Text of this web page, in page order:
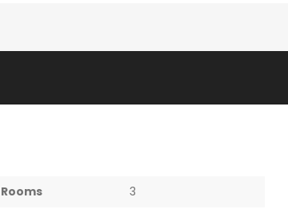
Rooms
3